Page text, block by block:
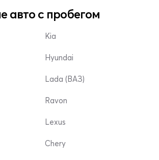
авто с пробегом
Kia
Hyundai
Lada (ВАЗ)
Ravon
Lexus
Chery